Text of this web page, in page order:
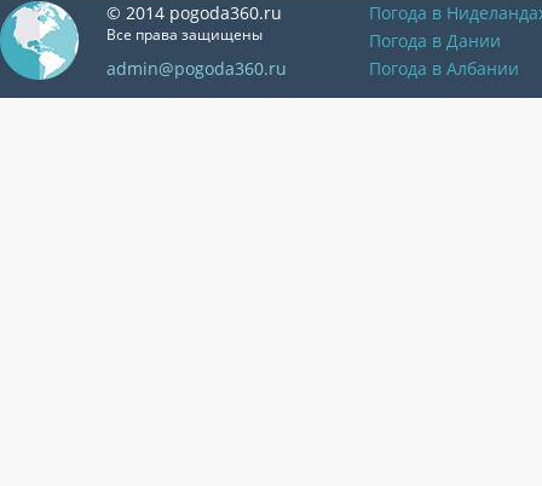
© 2014 pogoda360.ru
Все права защищены
admin@pogoda360.ru
Погода в
Погода в Дании
Погода в Албании